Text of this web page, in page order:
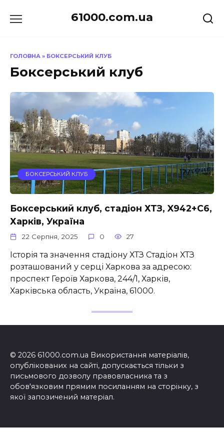
до
61000.com.ua
ГОЛОВНА » БОКСЕРСЬКИЙ КЛУБ
Боксерський клуб
БОКСЕРСЬКИЙ КЛУБ
Боксерський клуб, стадіон ХТЗ, X942+C6,
Харків, Україна
22 Серпня, 2025 0 27
Історія та значення стадіону ХТЗ Стадіон ХТЗ
розташований у серці Харкова за адресою:
проспект Героїв Харкова, 244/1, Харків,
Харківська область, Україна, 61000.
© 2026 61000.com.ua Використання матеріалів,
опублікованих на сайті, допускається тільки з
письмового дозволу правовласника та з
обов'язковим прямим посиланням на сторінку, з
якої запозичений матеріал.